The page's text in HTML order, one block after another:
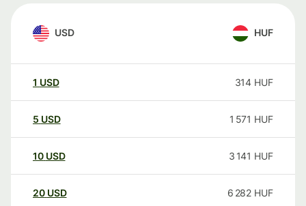
USD HUF
1 USD 314 HUF
5 USD 1 571 HUF
10 USD 3 141 HUF
20 USD 6 282 HUF